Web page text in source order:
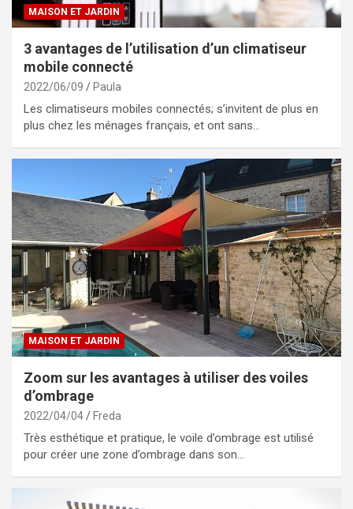
MAISON ET JARDIN
3 avantages de l’utilisation d’un climatiseur
mobile connecté
2022/06/09 Paula
Les climatiseurs mobiles connectés; s’invitent de plus en
plus chez les ménages français, et ont sans…
MAISON ET JARDIN
Zoom sur les avantages à utiliser des voiles
d’ombrage
2022/04/04 Freda
Très esthétique et pratique, le voile d’ombrage est utilisé
pour créer une zone d’ombrage dans son…